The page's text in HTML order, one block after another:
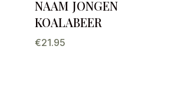
koalabeer
€21.95